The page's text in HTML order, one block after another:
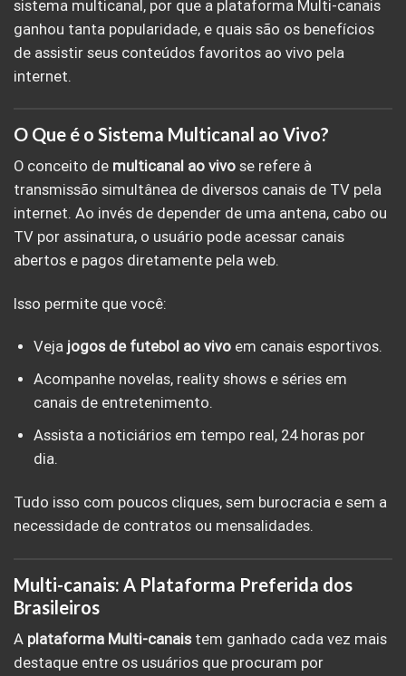
sistema multicanal, por que a plataforma Multi-canais
ganhou tanta popularidade, e quais são os benefícios
de assistir seus conteúdos favoritos ao vivo pela
internet.
O Que é o Sistema Multicanal ao Vivo?
O conceito de multicanal ao vivo se refere à
transmissão simultânea de diversos canais de TV pela
internet. Ao invés de depender de uma antena, cabo ou
TV por assinatura, o usuário pode acessar canais
abertos e pagos diretamente pela web.
Isso permite que você:
Veja jogos de futebol ao vivoem canais esportivos.
Acompanhe novelas, reality shows e séries em
canais de entretenimento.
Assista a noticiários em tempo real, 24 horas por
dia.
Tudo isso com poucos cliques, sem burocracia e sem a
necessidade de contratos ou mensalidades.
Multi-canais: A Plataforma Preferida dos
Brasileiros
A plataforma Multi-canaistem ganhado cada vez mais
destaque entre os usuários que procuram por